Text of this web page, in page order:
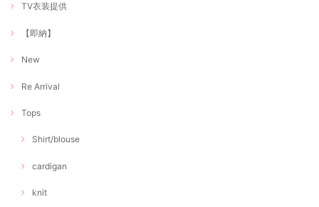
TV衣装提供
【即納】
New
Re Arrival
Tops
Shirt/blouse
cardigan
knit